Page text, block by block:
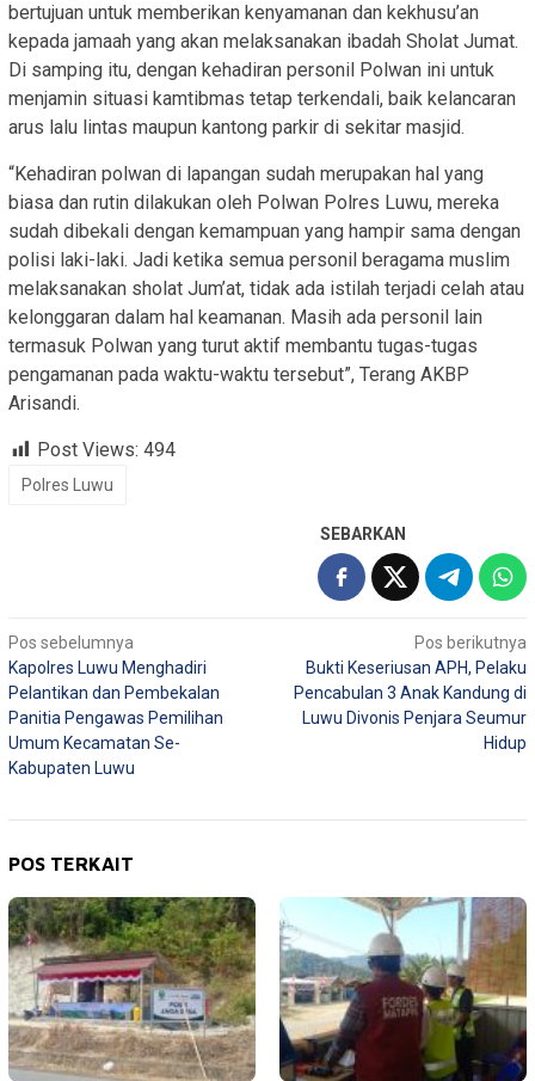
bertujuan untuk memberikan kenyamanan dan kekhusu’an
kepada jamaah yang akan melaksanakan ibadah Sholat Jumat.
Di samping itu, dengan kehadiran personil Polwan ini untuk
menjamin situasi kamtibmas tetap terkendali, baik kelancaran
arus lalu lintas maupun kantong parkir di sekitar masjid.
“Kehadiran polwan di lapangan sudah merupakan hal yang
biasa dan rutin dilakukan oleh Polwan Polres Luwu, mereka
sudah dibekali dengan kemampuan yang hampir sama dengan
polisi laki-laki. Jadi ketika semua personil beragama muslim
melaksanakan sholat Jum’at, tidak ada istilah terjadi celah atau
kelonggaran dalam hal keamanan. Masih ada personil lain
termasuk Polwan yang turut aktif membantu tugas-tugas
pengamanan pada waktu-waktu tersebut”, Terang AKBP
Arisandi.
Post Views: 494
Polres Luwu
SEBARKAN
Navigasi
pos
Pos sebelumnya
Kapolres Luwu Menghadiri
Pelantikan dan Pembekalan
Panitia Pengawas Pemilihan
Umum Kecamatan Se-
Kabupaten Luwu
Pos berikutnya
Bukti Keseriusan APH, Pelaku
Pencabulan 3 Anak Kandung di
Luwu Divonis Penjara Seumur
Hidup
POS TERKAIT